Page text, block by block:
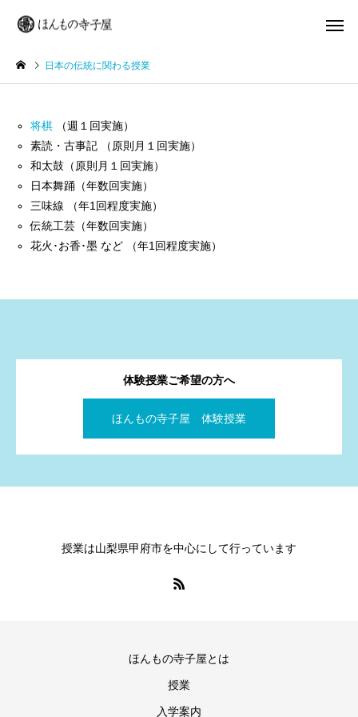
日本の伝統に関わる授業
将棋 （週１回実施）
素読・古事記 （原則月１回実施）
和太鼓（原則月１回実施）
日本舞踊（年数回実施）
三味線 （年1回程度実施）
伝統工芸（年数回実施）
花火･お香･墨 など （年1回程度実施）
体験授業ご希望の方へ
ほんもの寺子屋 体験授業
授業は山梨県甲府市を中心にして行っています
ほんもの寺子屋とは
授業
入学案内